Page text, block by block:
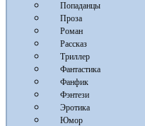
Попаданцы
Проза
Роман
Рассказ
Триллер
Фантастика
Фанфик
Фэнтези
Эротика
Юмор